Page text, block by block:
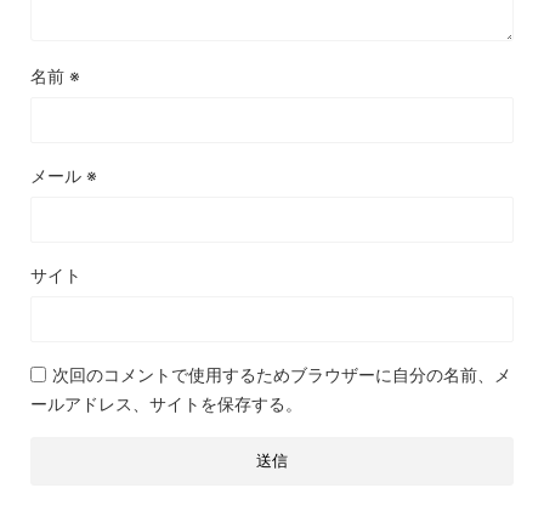
名前 ※
メール ※
サイト
次回のコメントで使用するためブラウザーに自分の名前、メ
ールアドレス、サイトを保存する。